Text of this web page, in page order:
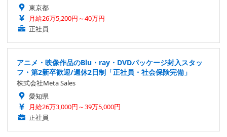
東京都
月給26万5,200円～40万円
正社員
アニメ・映像作品のBlu・ray・DVDパッケージ封入スタッ
フ・第2新卒歓迎/週休2日制「正社員・社会保険完備」
株式会社Meta Sales
愛知県
月給26万3,000円～39万5,000円
正社員